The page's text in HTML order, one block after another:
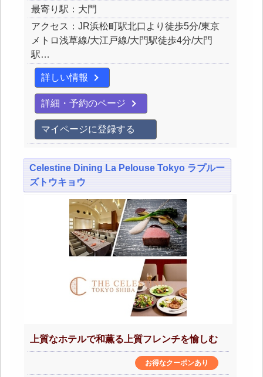
最寄り駅：大門
アクセス：JR浜松町駅北口より徒歩5分/東京
メトロ浅草線/大江戸線/大門駅徒歩4分/大門
駅…
詳しい情報
詳細・予約のページ
マイページに登録する
Celestine Dining La Pelouse Tokyo ラプルー
ズトウキョウ
上質なホテルで和薫る上質フレンチを愉しむ
お得なクーポンあり